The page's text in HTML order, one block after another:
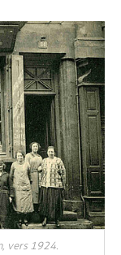
vers 1924.